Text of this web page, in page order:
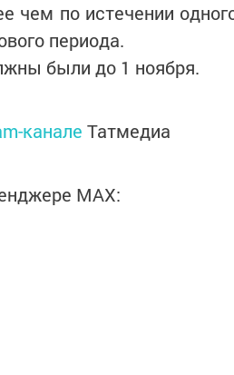
чем по истечении
периода.
были до 1 ноября.
канале Татмедиа
MАХ: